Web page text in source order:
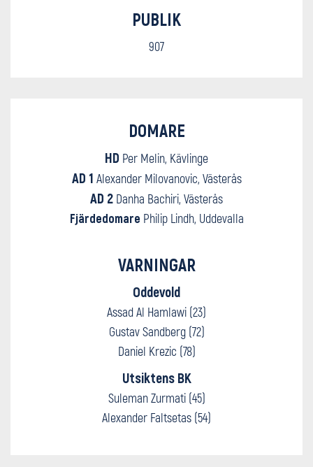
PUBLIK
907
DOMARE
HD Per Melin, Kävlinge
AD 1 Alexander Milovanovic, Västerås
AD 2 Danha Bachiri, Västerås
Fjärdedomare Philip Lindh, Uddevalla
VARNINGAR
Oddevold
Assad Al Hamlawi (23)
Gustav Sandberg (72)
Daniel Krezic (78)
Utsiktens BK
Suleman Zurmati (45)
Alexander Faltsetas (54)